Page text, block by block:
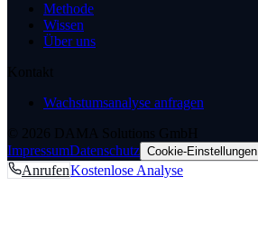
Methode
Wissen
Über uns
Kontakt
Wachstumsanalyse anfragen
© 2026 DAMA Solutions GmbH
ImpressumDatenschutz Cookie-Einstellungen
AnrufenKostenlose Analyse